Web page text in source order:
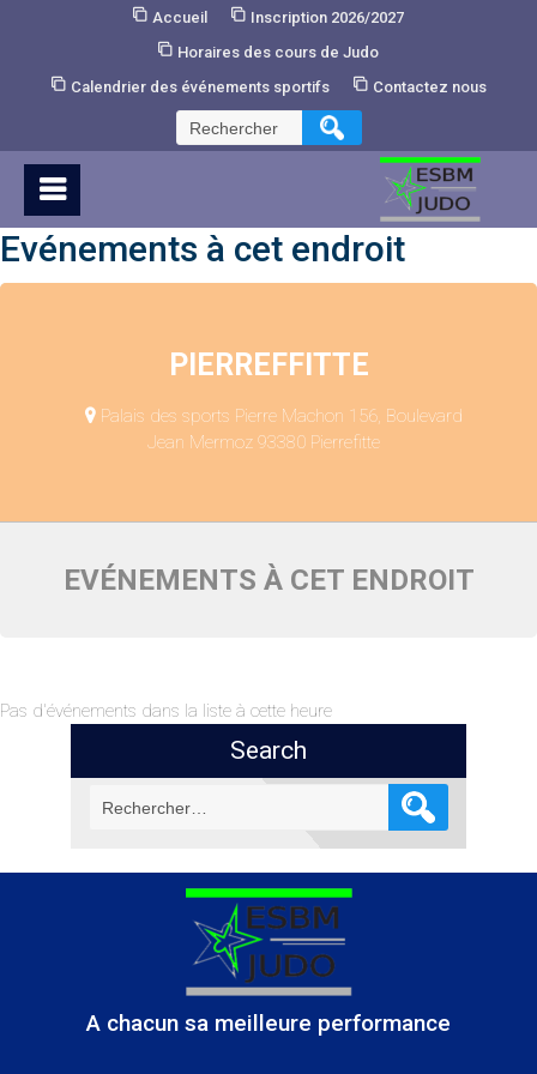
Accueil
Inscription 2026/2027
Horaires des cours de Judo
Calendrier des événements sportifs
Contactez nous
Rechercher :
Evénements à cet endroit
PIERREFFITTE
Palais des sports Pierre Machon 156, Boulevard
Jean Mermoz 93380 Pierrefitte
EVÉNEMENTS À CET ENDROIT
Pas d'événements dans la liste à cette heure
Search
A chacun sa meilleure performance